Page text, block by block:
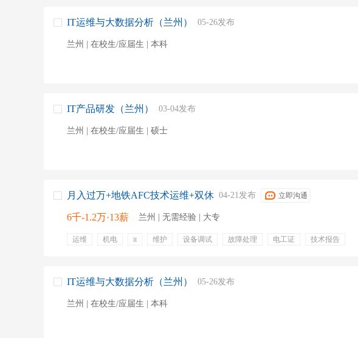
IT运维与大数据分析（兰州） 05-26发布
兰州 | 在校生/应届生 | 本科
IT产品研发（兰州） 03-04发布
兰州 | 在校生/应届生 | 硕士
月入过万+地铁AFC技术运维+双休 04-21发布 立即沟通
6千-1.2万·13薪 兰州 | 无需经验 | 大专
运维 机电 it 维护 设备调试 故障处理 电工证
技术报告
项目奖金
专业培训 定期体检
IT运维与大数据分析（兰州） 05-26发布
兰州 | 在校生/应届生 | 本科